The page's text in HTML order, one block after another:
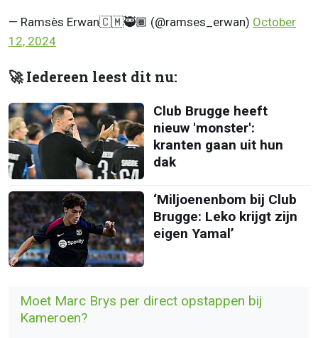
— Ramsès Erwan🇨🇲🥷🏾 (@ramses_erwan) October
12, 2024
🚀 Iedereen leest dit nu:
Club Brugge heeft
nieuw 'monster':
kranten gaan uit hun
dak
‘Miljoenenbom bij Club
Brugge: Leko krijgt zijn
eigen Yamal’
Moet Marc Brys per direct opstappen bij
Kameroen?